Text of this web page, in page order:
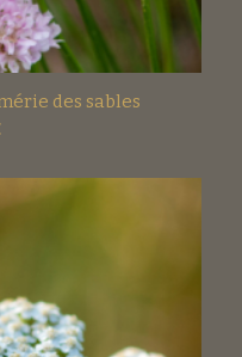
des sables